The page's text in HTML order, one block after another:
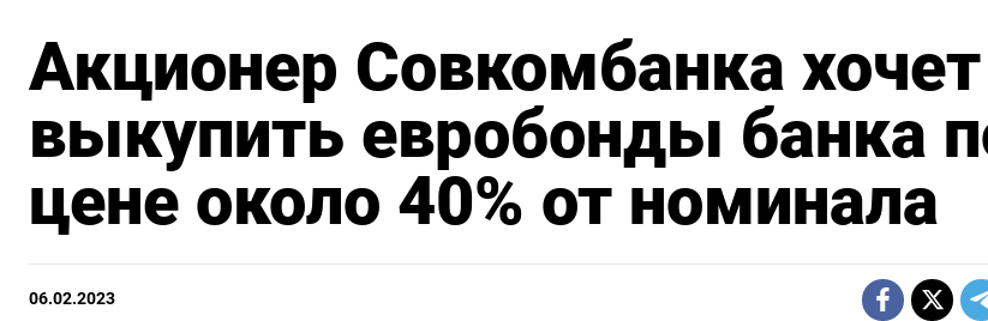
Акционер Совкомбанка хочет
выкупить евробонды банка
цене около 40% от номинала
06.02.2023